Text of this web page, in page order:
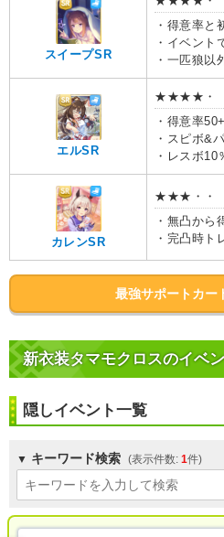
スイープSR
・得意率と
・イベン
・一匹狼以
エルSR
★★★★・
・得意率
・スピボ&
・レスボ10
カレンSR
★★★・・
・無凸から
・完凸時ト
最強サポートカー
新衣装タマモクロスのイベ
隠しイベント一覧
キーワード検索 1